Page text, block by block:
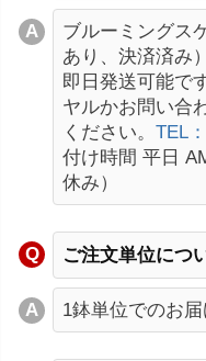
ブルーミングス
あり、決済済み
即日発送可能で
ヤルかお問い合
ください。 TEL
付け時間 平日
休み）
ご注文単位につ
1鉢単位でのお届